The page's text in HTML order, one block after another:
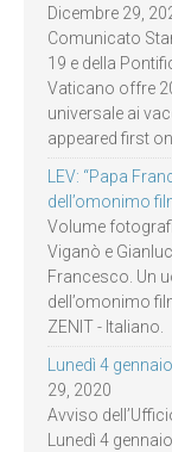
Dicembre 29,
Comunicato
19 e della
Vaticano offre
universale ai
appeared first
LEV: “Papa
dell’omonimo
Volume
Viganò e
Francesco. Un
dell’omonimo
ZENIT - Italiano.
Lunedì 4
29, 2020
Avviso
Lunedì 4